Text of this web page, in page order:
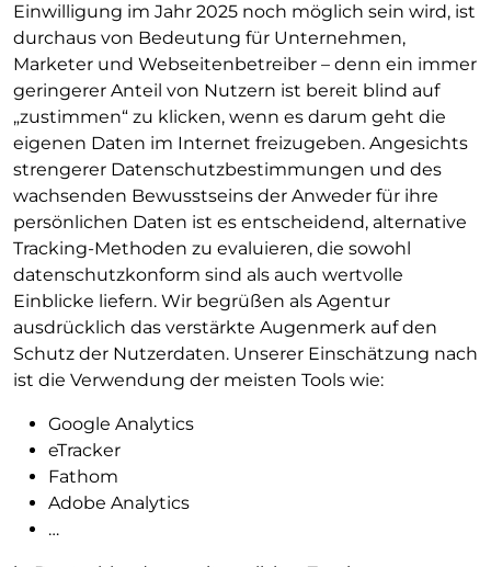
Einwilligung im Jahr 2025 noch möglich sein wird, ist
durchaus von Bedeutung für Unternehmen,
Marketer und Webseitenbetreiber – denn ein immer
geringerer Anteil von Nutzern ist bereit blind auf
„zustimmen“ zu klicken, wenn es darum geht die
eigenen Daten im Internet freizugeben. Angesichts
strengerer Datenschutzbestimmungen und des
wachsenden Bewusstseins der Anweder für ihre
persönlichen Daten ist es entscheidend, alternative
Tracking-Methoden zu evaluieren, die sowohl
datenschutzkonform sind als auch wertvolle
Einblicke liefern. Wir begrüßen als Agentur
ausdrücklich das verstärkte Augenmerk auf den
Schutz der Nutzerdaten. Unserer Einschätzung nach
ist die Verwendung der meisten Tools wie:
Google Analytics
eTracker
Fathom
Adobe Analytics
…